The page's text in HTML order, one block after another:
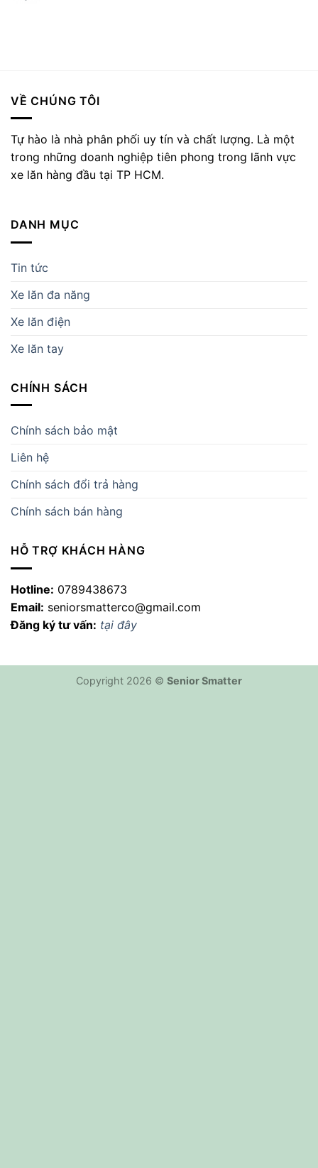
VỀ CHÚNG TÔI
Tự hào là nhà phân phối uy tín và chất lượng. Là một
trong những doanh nghiệp tiên phong trong lãnh vực
xe lăn hàng đầu tại TP HCM.
DANH MỤC
Tin tức
Xe lăn đa năng
Xe lăn điện
Xe lăn tay
CHÍNH SÁCH
Chính sách bảo mật
Liên hệ
Chính sách đổi trả hàng
Chính sách bán hàng
HỖ TRỢ KHÁCH HÀNG
Hotline: 0789438673
Email: seniorsmatterco@gmail.com
Đăng ký tư vấn: tại đây
Copyright 2026 © Senior Smatter